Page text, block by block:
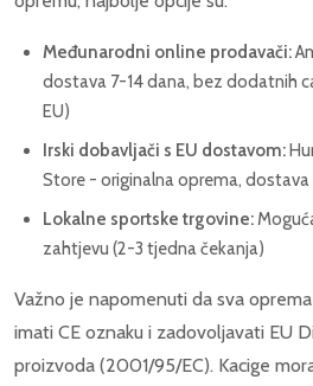
Međunarodni online prodavači:
dostava 7-14 dana, bez dodatnih
EU)
Irski dobavljači s EU dostavom:
Store - originalna oprema, dostava
Lokalne sportske trgovine:
zahtjevu (2-3 tjedna čekanja)
Važno je napomenuti da sva
imati CE oznaku i zadovoljavati EU
proizvoda (2001/95/EC). Kacige